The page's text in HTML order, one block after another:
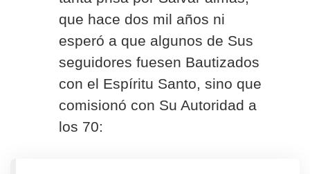
que hace dos mil años ni
esperó a que algunos de Sus
seguidores fuesen Bautizados
con el Espíritu Santo, sino que
comisionó con Su Autoridad a
los 70: